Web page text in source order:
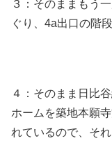
３：そのままもう
ぐり、4a出口の階
４：そのまま日比
ホームを築地本願
れているので、そ